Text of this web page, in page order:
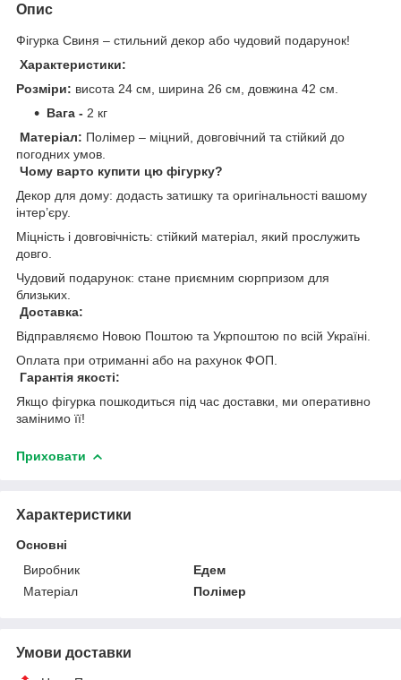
Опис
Фігурка Свиня – стильний декор або чудовий подарунок!
Характеристики:
Розміри: висота 24 см, ширина 26 см, довжина 42 см.
Вага - 2 кг
Матеріал: Полімер – міцний, довговічний та стійкий до
погодних умов.
Чому варто купити цю фігурку?
Декор для дому: додасть затишку та оригінальності вашому
інтер’єру.
Міцність і довговічність: стійкий матеріал, який прослужить
довго.
Чудовий подарунок: стане приємним сюрпризом для
близьких.
Доставка:
Відправляємо Новою Поштою та Укрпоштою по всій Україні.
Оплата при отриманні або на рахунок ФОП.
Гарантія якості:
Якщо фігурка пошкодиться під час доставки, ми оперативно
замінимо її!
Приховати
Характеристики
Основні
Виробник
Едем
Матеріал
Полімер
Умови доставки